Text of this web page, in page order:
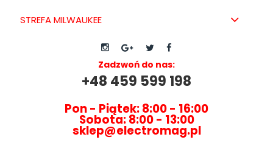
STREFA MILWAUKEE
Zadzwoń do nas:
+48 459 599 198
Pon - Piątek: 8:00 - 16:00
Sobota: 8:00 - 13:00
sklep@electromag.pl